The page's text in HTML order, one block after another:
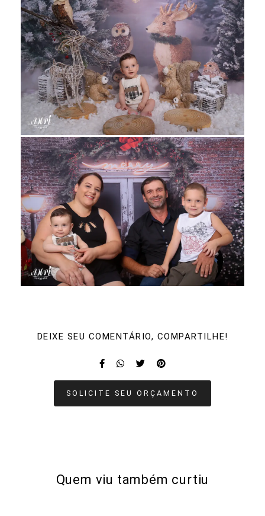
DEIXE SEU COMENTÁRIO, COMPARTILHE!
SOLICITE SEU ORÇAMENTO
Quem viu também curtiu